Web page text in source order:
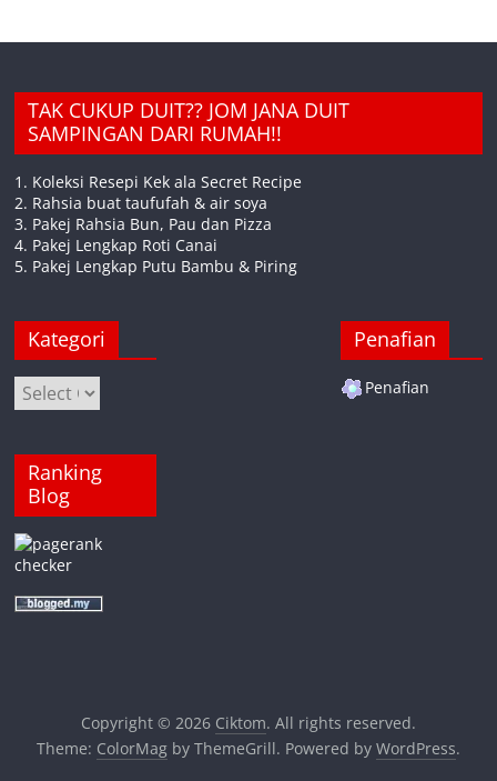
TAK CUKUP DUIT?? JOM JANA DUIT
SAMPINGAN DARI RUMAH!!
1. Koleksi Resepi Kek ala Secret Recipe
2. Rahsia buat taufufah & air soya
3. Pakej Rahsia Bun, Pau dan Pizza
4. Pakej Lengkap Roti Canai
5. Pakej Lengkap Putu Bambu & Piring
Kategori
Kategori
Ranking
Blog
Penafian
Penafian
Copyright © 2026 Ciktom. All rights reserved.
Theme: ColorMagby ThemeGrill. Powered by WordPress.